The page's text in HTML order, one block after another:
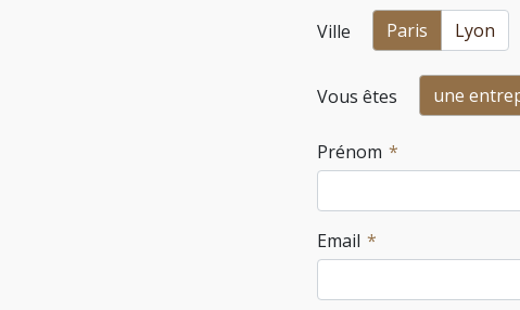
Ville Paris Lyon
Vous êtes une
Prénom
Email